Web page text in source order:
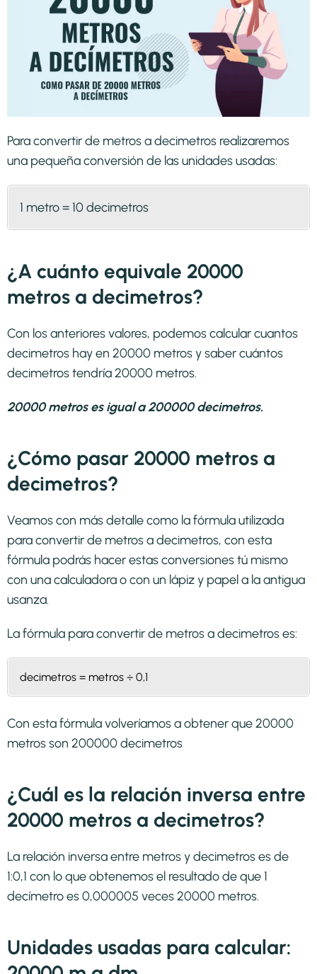
Para convertir de metros a decimetros realizaremos
una pequeña conversión de las unidades usadas:
1 metro = 10 decimetros
¿A cuánto equivale 20000
metros a decimetros?
Con los anteriores valores, podemos calcular cuantos
decimetros hay en 20000 metros y saber cuántos
decimetros tendría 20000 metros.
20000 metros es igual a 200000 decimetros.
¿Cómo pasar 20000 metros a
decimetros?
Veamos con más detalle como la fórmula utilizada
para convertir de metros a decimetros, con esta
fórmula podrás hacer estas conversiones tú mismo
con una calculadora o con un lápiz y papel a la antigua
usanza.
La fórmula para convertir de metros a decimetroses:
decimetros = metros ÷ 0,1
Con esta fórmula volveríamos a obtener que 20000
metros son 200000 decimetros
¿Cuál es la relación inversa entre
20000 metros a decimetros?
La relación inversa entre metros y decimetros es de
1:0,1 con lo que obtenemos el resultado de que 1
decímetro es 0,000005 veces 20000 metros.
Unidades usadas para calcular: